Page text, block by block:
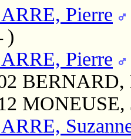
Pierre
)
Pierre
BERNARD,
MONEUSE,